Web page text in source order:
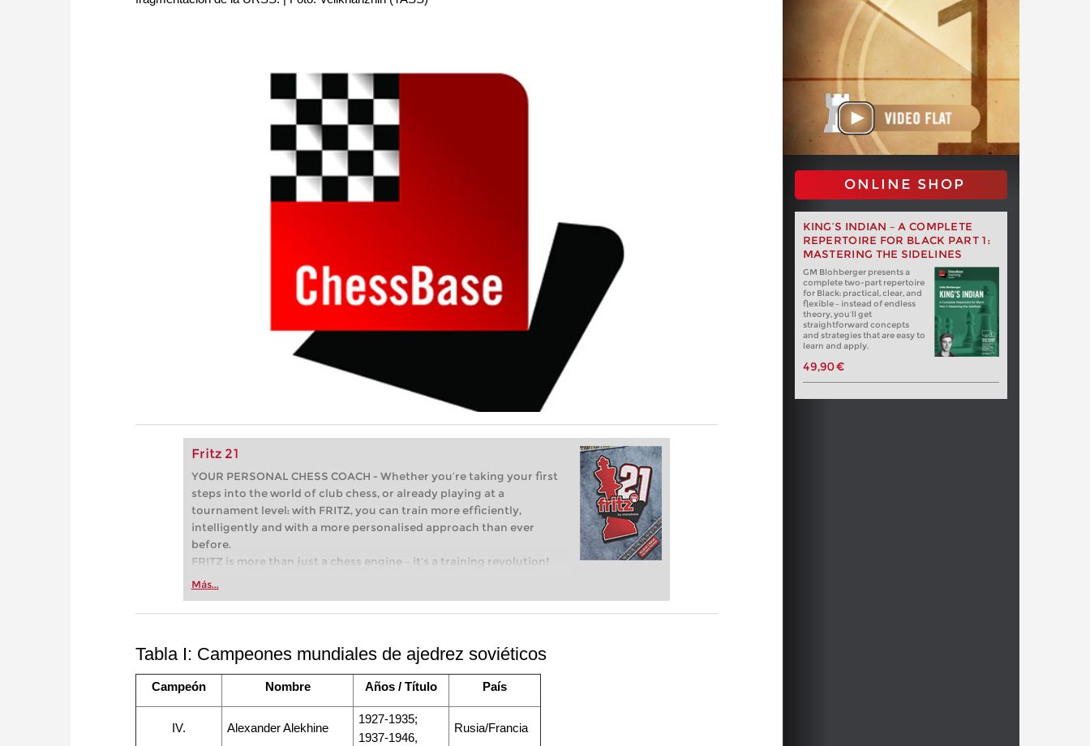
Fritz 21
YOUR PERSONAL CHESS COACH - Whether you’re taking your first
steps into the world of club chess, or already playing at a
tournament level: with FRITZ, you can train more efficiently,
intelligently and with a more personalised approach than ever
before.
FRITZ is more than just a chess engine – it’s a training revolution!
Whether you’re taking your first steps into the world of club chess,
more efficiently, intelligently and with a more personalised
Más...
ONLINE SHOP
KING’S INDIAN – A COMPLETE
REPERTOIRE FOR BLACK PART 1:
MASTERING THE SIDELINES
GM Blohberger presents a
complete two-part repertoire
for Black: practical, clear, and
flexible – instead of endless
theory, you’ll get
straightforward concepts
and strategies that are easy to
learn and apply.
49,90 €
Tabla I: Campeones mundiales de ajedrez soviéticos
Campeón Nombre Años / Título País
IV. Alexander Alekhine
1927-1935;
1937-1946,
Rusia/Francia